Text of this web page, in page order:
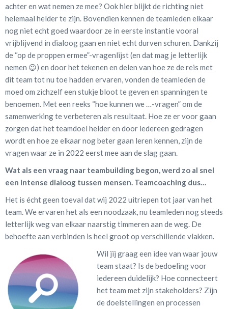
achter en wat nemen ze mee? Ook hier blijkt de richting niet
helemaal helder te zijn. Bovendien kennen de teamleden elkaar
nog niet echt goed waardoor ze in eerste instantie vooral
vrijblijvend in dialoog gaan en niet echt durven schuren. Dankzij
de “op de proppen ermee”-vragenlijst (en dat mag je letterlijk
nemen 😉) en door het tekenen en delen van hoe ze de reis met
dit team tot nu toe hadden ervaren, vonden de teamleden de
moed om zichzelf een stukje bloot te geven en spanningen te
benoemen. Met een reeks “hoe kunnen we …-vragen” om de
samenwerking te verbeteren als resultaat. Hoe ze er voor gaan
zorgen dat het teamdoel helder en door iedereen gedragen
wordt en hoe ze elkaar nog beter gaan leren kennen, zijn de
vragen waar ze in 2022 eerst mee aan de slag gaan.
Wat als een vraag naar teambuilding begon, werd zo al snel
een intense dialoog tussen mensen. Teamcoaching dus…
Het is écht geen toeval dat wij 2022 uitriepen tot jaar van het
team. We ervaren het als een noodzaak, nu teamleden nog steeds
letterlijk weg van elkaar naarstig timmeren aan de weg. De
behoefte aan verbinden is heel groot op verschillende vlakken.
Wil jij graag een idee van waar jouw
team staat? Is de bedoeling voor
iedereen duidelijk? Hoe connecteert
het team met zijn stakeholders? Zijn
de doelstellingen en processen